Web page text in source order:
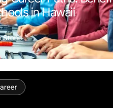
in Hawaii
Stone